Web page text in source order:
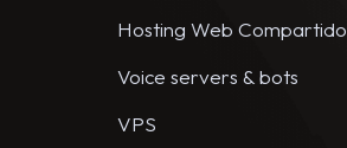
Hosting Web Compartido
Voice servers & bots
VPS